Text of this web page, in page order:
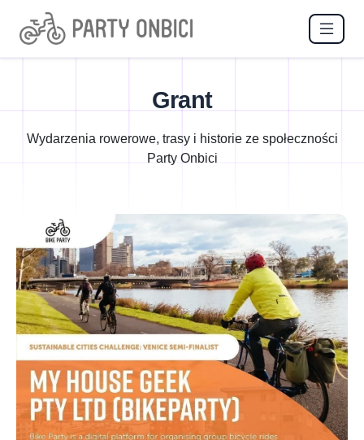
Grant
Wydarzenia rowerowe, trasy i historie ze społeczności
Party Onbici